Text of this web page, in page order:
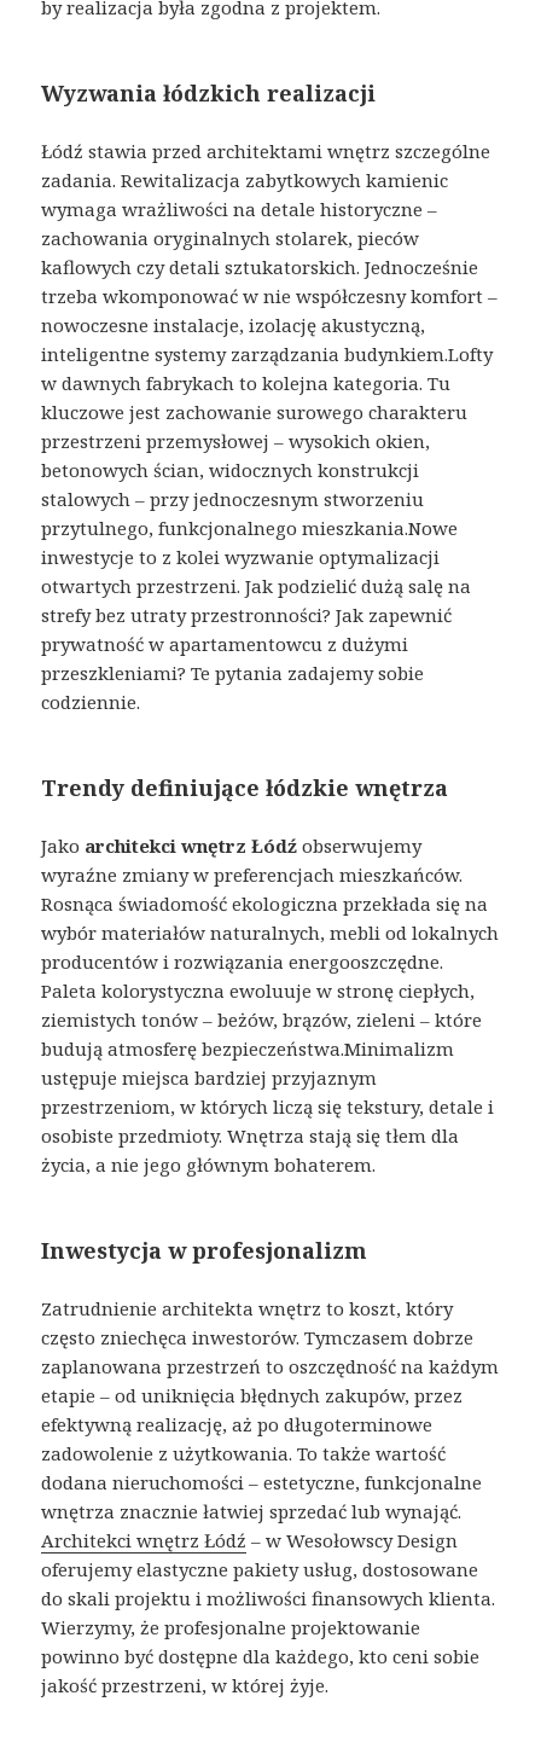
by realizacja była zgodna z projektem.
Wyzwania łódzkich realizacji
Łódź stawia przed architektami wnętrz szczególne
zadania. Rewitalizacja zabytkowych kamienic
wymaga wrażliwości na detale historyczne –
zachowania oryginalnych stolarek, pieców
kaflowych czy detali sztukatorskich. Jednocześnie
trzeba wkomponować w nie współczesny komfort –
nowoczesne instalacje, izolację akustyczną,
inteligentne systemy zarządzania budynkiem.Lofty
w dawnych fabrykach to kolejna kategoria. Tu
kluczowe jest zachowanie surowego charakteru
przestrzeni przemysłowej – wysokich okien,
betonowych ścian, widocznych konstrukcji
stalowych – przy jednoczesnym stworzeniu
przytulnego, funkcjonalnego mieszkania.Nowe
inwestycje to z kolei wyzwanie optymalizacji
otwartych przestrzeni. Jak podzielić dużą salę na
strefy bez utraty przestronności? Jak zapewnić
prywatność w apartamentowcu z dużymi
przeszkleniami? Te pytania zadajemy sobie
codziennie.
Trendy definiujące łódzkie wnętrza
Jako architekci wnętrz Łódź obserwujemy
wyraźne zmiany w preferencjach mieszkańców.
Rosnąca świadomość ekologiczna przekłada się na
wybór materiałów naturalnych, mebli od lokalnych
producentów i rozwiązania energooszczędne.
Paleta kolorystyczna ewoluuje w stronę ciepłych,
ziemistych tonów – beżów, brązów, zieleni – które
budują atmosferę bezpieczeństwa.Minimalizm
ustępuje miejsca bardziej przyjaznym
przestrzeniom, w których liczą się tekstury, detale i
osobiste przedmioty. Wnętrza stają się tłem dla
życia, a nie jego głównym bohaterem.
Inwestycja w profesjonalizm
Zatrudnienie architekta wnętrz to koszt, który
często zniechęca inwestorów. Tymczasem dobrze
zaplanowana przestrzeń to oszczędność na każdym
etapie – od uniknięcia błędnych zakupów, przez
efektywną realizację, aż po długoterminowe
zadowolenie z użytkowania. To także wartość
dodana nieruchomości – estetyczne, funkcjonalne
wnętrza znacznie łatwiej sprzedać lub wynająć.
Architekci wnętrz Łódź – w Wesołowscy Design
oferujemy elastyczne pakiety usług, dostosowane
do skali projektu i możliwości finansowych klienta.
Wierzymy, że profesjonalne projektowanie
powinno być dostępne dla każdego, kto ceni sobie
jakość przestrzeni, w której żyje.